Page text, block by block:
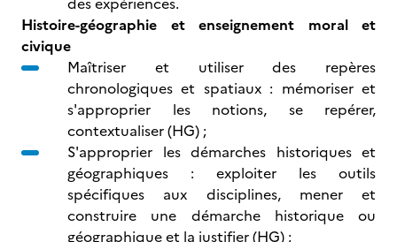
Histoire-géographie et enseignement moral et
civique
Maîtriser et utiliser des repères
chronologiques et spatiaux : mémoriser et
s'approprier les notions, se repérer,
contextualiser (HG) ;
S'approprier les démarches historiques et
géographiques : exploiter les outils
spécifiques aux disciplines, mener et
construire une démarche historique ou
géographique et la justifier (HG) ;